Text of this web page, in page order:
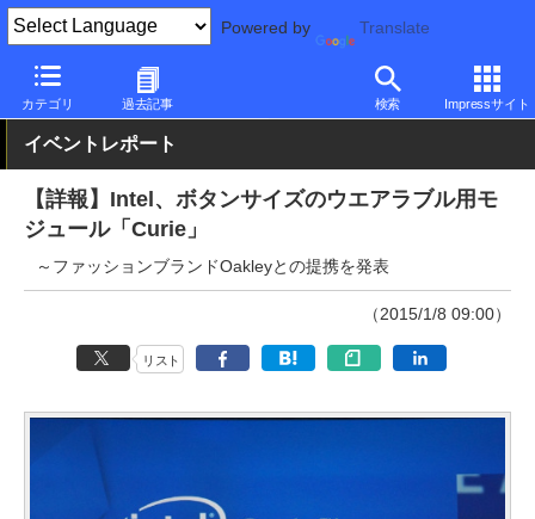
Powered by Translate
カテゴリ 過去記事 検索 Impressサイト
PC Watch 市場 技術
イベントレポート
【詳報】Intel、ボタンサイズのウエアラブル用モ
ジュール「Curie」
～ファッションブランドOakleyとの提携を発表
（2015/1/8 09:00）
リスト